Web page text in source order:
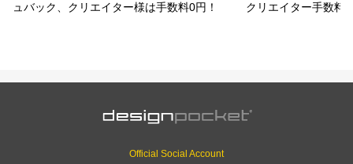
ュバック、クリエイター様は手数料0円！
クリエイター手数料
Official Social Account